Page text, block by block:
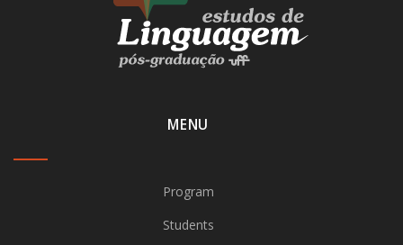
MENU
Program
Students